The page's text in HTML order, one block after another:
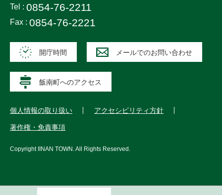
Tel : 0854-76-2211
Fax : 0854-76-2221
開庁時間 メールでのお問い合わせ
飯南町へのアクセス
個人情報の取り扱い アクセシビリティ方針
著作権・免責事項
Copyright IINAN TOWN . All Rights Reserved.